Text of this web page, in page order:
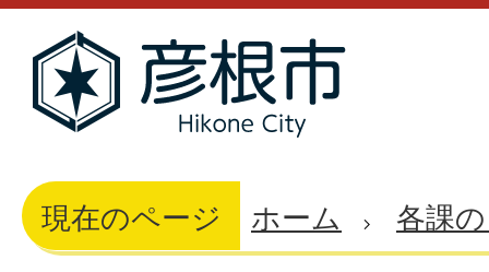
現在のページ ホーム 各課